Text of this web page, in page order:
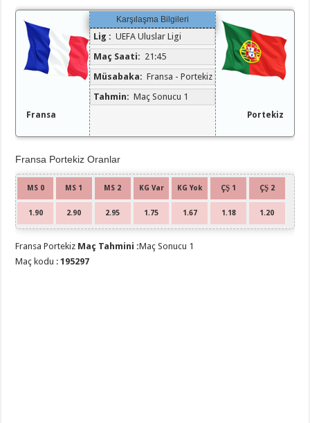
Fransa
Karşılaşma Bilgileri
Lig : UEFA Uluslar Ligi
Maç Saati: 21:45
Müsabaka: Fransa - Portekiz
Tahmin: Maç Sonucu 1
Portekiz
Fransa Portekiz Oranlar
MS 0 MS 1 MS 2 KG Var KG Yok ÇŞ 1 ÇŞ 2
1.90 2.90 2.95 1.75 1.67 1.18 1.20
Fransa Portekiz Maç Tahmini :Maç Sonucu 1
Maç kodu :195297